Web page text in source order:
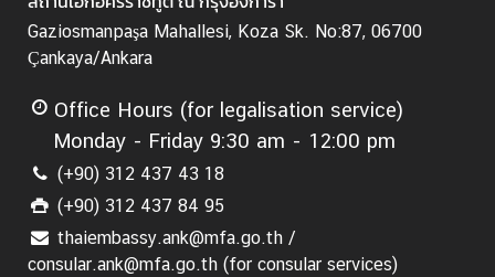
n
s
l
a
r
S
e
r
v
Gaziosmanpaşa Mahallesi, Koza Sk. No:87, 06700
Çankaya/Ankara
Office Hours (for legalisation service)
Monday - Friday 9:30 am - 12:00 pm
(+90) 312 437 43 18
(+90) 312 437 84 95
thaiembassy.ank@mfa.go.th /
consular.ank@mfa.go.th (for consular services)